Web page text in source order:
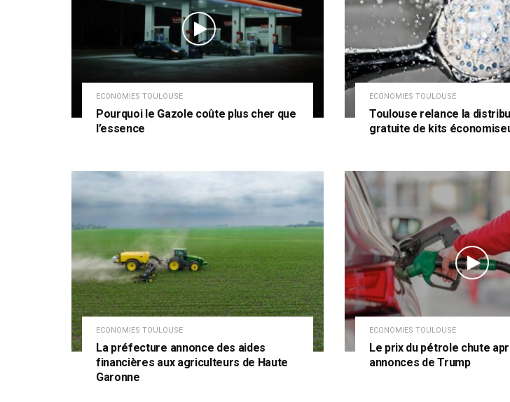
ECONOMIES TOULOUSE
Pourquoi le Gazole coûte plus cher que
l’essence
ECONOMIES TOULOUSE
Toulouse relance la
gratuite de kits
ECONOMIES TOULOUSE
La préfecture annonce des aides
financières aux agriculteurs de Haute
Garonne
ECONOMIES TOULOUSE
Le prix du pétrole chute
annonces de Trump